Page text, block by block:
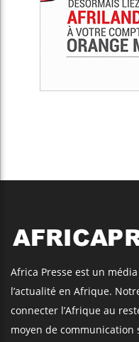
Africa Presse est un
l’actualité en Afrique.
connecter l’Afrique au
moyen de communication